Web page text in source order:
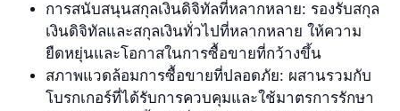
การสนับสนุนสกุลเงินดิจิทัลที่หลากหลาย: รองรับสกุล
เงินดิจิทัลและสกุลเงินทั่วไปที่หลากหลาย ให้ความ
ยืดหยุ่นและโอกาสในการซื้อขายที่กว้างขึ้น
สภาพแวดล้อมการซื้อขายที่ปลอดภัย: ผสานรวมกับ
โบรกเกอร์ที่ได้รับการควบคุมและใช้มาตรการรักษา